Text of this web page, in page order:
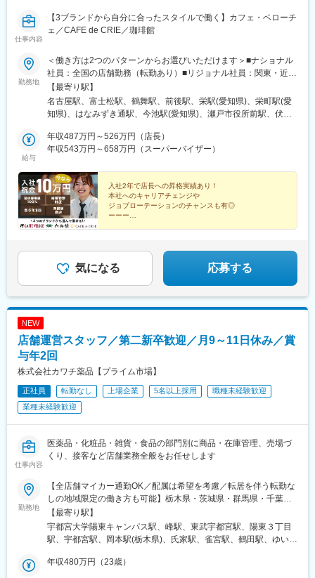
駅、五反田駅、東銀座駅、南新宿駅、三ノ輪駅、豊島園駅(都営
線)、桜木町駅、馬車道駅、京急川崎駅、葭川公園駅、本川越駅、
(大阪府)、本町駅、中崎町駅、西長堀駅、天満橋駅、南方駅(大阪
府)、長堀橋駅、大阪城北詰駅、なにわ橋駅、東淀川駅、北天下茶
屋駅、中津駅(大阪府・阪急線)、南森町駅、大阪阿部野橋駅、玉造
駅、清水五条駅、三条駅(京都府)、丸太町駅(京都市営)、東寺駅、
二条城前駅、烏丸駅、大通駅、青葉通一番町駅、小川町駅(東京
都)、四ツ谷駅、九段下駅、西早稲田駅、八丁堀駅(東京都)、浅草
駅、京成上野駅、不動前駅、築地駅、北参道駅、荒川一中前駅、
都庁前駅、豊島園駅(西武線)、黄金町駅、京成千葉駅、川越市駅、
第一通り駅、覚王山駅、国際センター駅、栄駅(愛知県)、なんば駅
屋橋駅、崇禅寺駅、岸里駅、天満駅、天王寺駅前駅、三条京阪
駅、九条駅(京都府)、大宮駅(京都府)
仕事内容
【3ブランドから自分に合ったスタイルで働く】カフェ・ベローチ
ェ／CAFE de CRIE／珈琲館
勤務地
＜働き方は2つのパターンからお選びいただけます＞■ナショナル
社員：全国の店舗勤務（転勤あり）■リジョナル社員：関東・近
畿・九州・東北等のエリア内勤務（エリアを越えての異動なし）
【募集中の都道府県】★東京は積極採用中！《関東》東京都、神
奈川県、埼玉県、千葉県《北関東》栃木県《東北》北海道《東
県、沖縄県※マイカー通勤OK（勤務地による）※受動喫煙対策／あ
り※以下住所一覧に記載の店舗は勤務地の一例です。ほか店舗の詳
ク！）からご覧ください。https://c-united.co.jp/
【最寄り駅】
名古屋駅、富士松駅、鶴舞駅、前後駅、栄駅(愛知県)、栄町駅(愛
知県)、はなみずき通駅、今池駅(愛知県)、瀬戸市役所前駅、伏見
(東京都)、青砥駅、池袋駅、西早稲田駅、九段下駅、仲御徒町駅、
飯田橋駅、渋谷駅、東銀座駅、人形町駅、日本橋駅(東京都)、錦糸
駅、築地市場駅、神泉駅、代々木駅、高田馬場駅、築地駅、葛西
駅、木場駅(東京都)、春日駅(東京都)、東池袋駅、田町駅(東京
都)、紙屋町東駅、北与野駅、北浦和駅、川口駅、上尾駅、国府台
駅、横浜駅、みなとみらい駅、奥武山公園駅、赤嶺駅、京都駅、
伏見桃山駅、烏丸駅、本通駅、八丁堀駅(広島県)、日本大通り駅、
戸駅、新津田沼駅、京成船橋駅、葭川公園駅、八柱駅、柏駅、市
川駅、谷町四丁目駅、淀屋橋駅、本町駅、堺筋本町駅、なんば駅
(地下鉄)、なんば駅(南海線)、大阪ビジネスパーク駅、南方駅(大阪
目駅、麹町駅、三越前駅、半蔵門駅、新橋駅、新中野駅、中野駅
(東京都)、面影橋駅、新日本橋駅、神田駅(東京都)、淡路町駅、南
阿佐ケ谷駅、立川北駅、吉祥寺駅、千歳烏山駅、荻窪駅、八王子
駅、立川南駅、新宿西口駅、新宿駅(東京メトロ)、宝町駅(東京
都)、東京ビッグサイト駅、銀座一丁目駅、小川町駅(東京都)、西
武新宿駅、綾瀬駅、浅草橋駅、亀戸駅、水道橋駅、秋葉原駅、新
御茶ノ水駅、板橋区役所前駅、岩本町駅、両国駅、新馬場駅、三
駅、祇園駅(福岡県)、呉服町駅(福岡県)、天神駅、博多駅、千歳駅
(北海道)、門前仲町駅、竹芝駅、国立駅、祖師ケ谷大蔵駅、用賀
布駅、雀宮駅、幸谷駅、八千代緑が丘駅、戸塚駅、伊勢佐木長者
町駅、鶴見駅、茅ケ崎駅、向ケ丘遊園駅、二子新地駅、青葉台
駅、新百合ケ丘駅、我孫子町駅、長堀橋駅、汐ノ宮駅、阿倍野駅
(阪堺線)、大江橋駅、天下茶屋駅、天王寺駅前駅、下松駅(大阪
府)、熊取駅、大宮駅(埼玉県)、桶川駅、武蔵藤沢駅、西川口駅、
南彦根駅、長浜駅、近江八幡駅、淀駅、松井山手駅、近鉄名古屋
駅、池下駅、瀬戸市駅、丸の内駅(愛知県)、京急蒲田駅、大森海岸
駅、京成高砂駅、御徒町駅、水天宮前駅、京橋駅(東京都)、住吉駅
給与
年収487万円～526万円（店長）
年収543万円～658万円（スーパーバイザー）
入社2年で店長への昇格実績あり！
本社へのキャリアチェンジや
ジョブローテーションのチャンスも有◎
ーーー
◆育休復帰率100%・時短勤務制度
気になる 応募する
NEW
店舗運営スタッフ／第二新卒歓迎／月9～11日休み／賞
与年2回
株式会社カワチ薬品【プライム市場】
正社員 転勤なし 上場企業 5名以上採用
職種未経験歓迎
業種未経験歓迎
仕事内容
医薬品・化粧品・雑貨・食品の部門別に商品・在庫管理、売場づ
くり、接客など店舗業務全般をお任せします
勤務地
【全店舗マイカー通勤OK／配属は希望を考慮／転居を伴う転勤な
しの地域限定の働き方も可能】栃木県・茨城県・群馬県・千葉
県・埼玉県・福島県・宮城県・山形県・岩手県・長野県・静岡
県・山梨県のいずれかの店舗★栃木（特に宇都宮周辺から北
部）・茨城全域・福島（特に郡山、白河、会津、南相馬）・群馬
居を伴う転勤あり）】【エリア社員（自宅通勤圏内でのみ異動あ
【最寄り駅】
宇都宮大学陽東キャンパス駅、峰駅、東武宇都宮駅、陽東３丁目
駅、宇都宮駅、岡本駅(栃木県)、氏家駅、雀宮駅、鶴田駅、ゆいの
沢駅、日光駅、黒磯駅、大金駅、黒田原駅、高久駅、足利駅、野
年収480万円（23歳）